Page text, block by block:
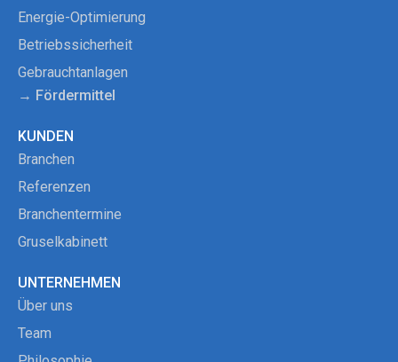
Energie-Optimierung
Betriebssicherheit
Gebrauchtanlagen
→ Fördermittel
KUNDEN
Branchen
Referenzen
Branchentermine
Gruselkabinett
UNTERNEHMEN
Über uns
Team